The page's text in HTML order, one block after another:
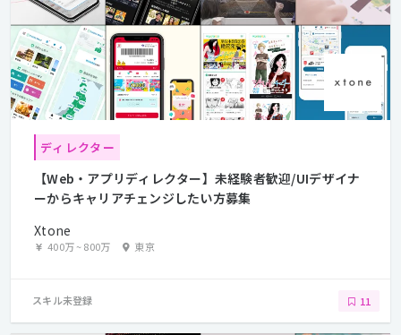
ディレクター
【Web・アプリディレクター】未経験者歓迎/UIデザイナ
ーからキャリアチェンジしたい方募集
Xtone
400万~800万 東京
スキル未登録 11